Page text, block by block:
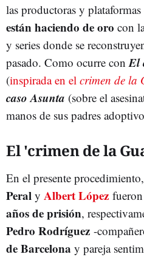
las productoras y
están haciendo de oro con
y series donde se
pasado. Como ocurre con El
(inspirada en el crimen de la
caso Asunta (sobre el
manos de sus padres
El 'crimen de la
En el presente
Peral y Albert López
años de prisión,
Pedro Rodríguez -
de Barcelona y pareja